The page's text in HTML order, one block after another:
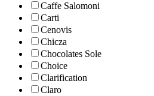
Caffe Salomoni
Carti
Cenovis
Chicza
Chocolates Sole
Choice
Clarification
Claro